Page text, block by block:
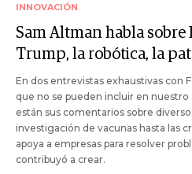
INNOVACIÓN
Sam Altman habla
Trump, la robótica, la
En dos entrevistas exhaustivas con
que no se pueden incluir en
están sus comentarios sobre
investigación de vacunas hasta las
apoya a empresas para resolver
contribuyó a crear.